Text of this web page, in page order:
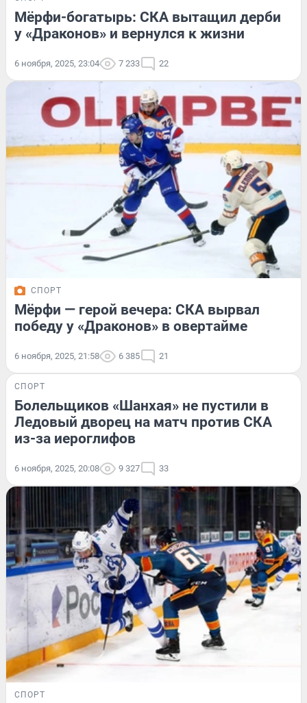
Мёрфи-богатырь: СКА вытащил дерби
у «Драконов» и вернулся к жизни
6 ноября, 2025, 23:04 7 233 22
СПОРТ
Мёрфи — герой вечера: СКА вырвал
победу у «Драконов» в овертайме
6 ноября, 2025, 21:58 6 385 21
СПОРТ
Болельщиков «Шанхая» не пустили в
Ледовый дворец на матч против СКА
из-за иероглифов
6 ноября, 2025, 20:08 9 327 33
СПОРТ